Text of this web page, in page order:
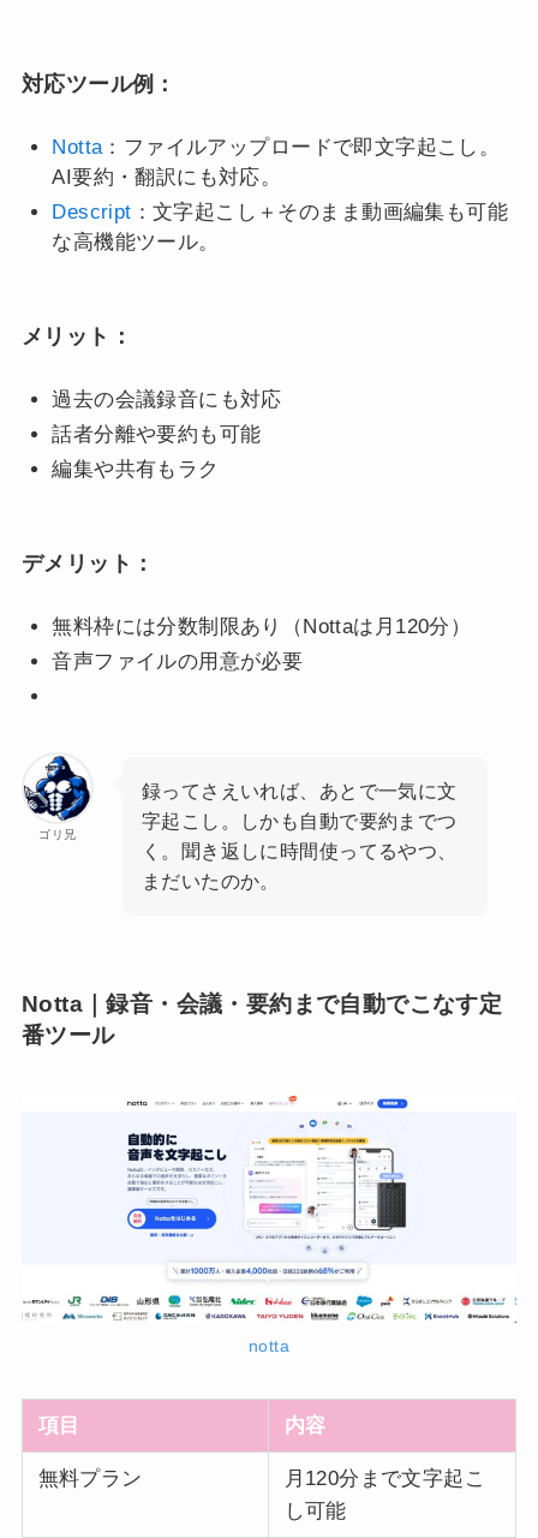
対応ツール例：
Notta：ファイルアップロードで即文字起こし。
AI要約・翻訳にも対応。
Descript ：文字起こし＋そのまま動画編集も可能
な高機能ツール。
メリット：
過去の会議録音にも対応
話者分離や要約も可能
編集や共有もラク
デメリット：
無料枠には分数制限あり（Nottaは月120分）
音声ファイルの用意が必要
ゴリ兄
録ってさえいれば、あとで一気に文
字起こし。しかも自動で要約までつ
く。聞き返しに時間使ってるやつ、
まだいたのか。
Notta｜録音・会議・要約まで自動でこなす定
番ツール
notta
項目 内容
無料プラン
月120分まで文字起こ
し可能